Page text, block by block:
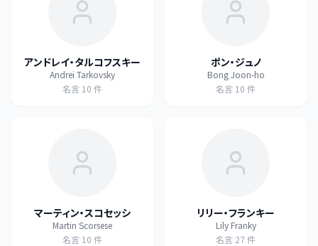
アンドレイ・タルコフスキー
Andrei Tarkovsky
名言 10 件
ポン・ジュノ
Bong Joon-ho
名言 10 件
マーティン・スコセッシ
Martin Scorsese
名言 10 件
リリー・フランキー
Lily Franky
名言 27件